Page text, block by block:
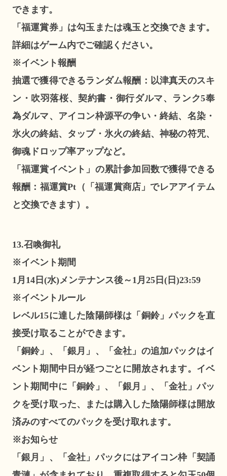
できます。
「福運賞券」は勾玉または魂玉と交換できます。
詳細はゲーム内でご確認ください。
※イベント報酬
抽選で獲得できるランダム報酬：以津真天のスキ
ン・吹羽落桜、契約書・御行ダルマ、ランク5奉
為ダルマ、アイコン枠源平の争い・終結、名染・
氷火の終結、タップ・氷火の終結、神秘の符咒、
御魂ドロップ率アップなど。
「福運賞イベント」の累計参加回数で獲得できる
報酬：福運賞Pt（「福運賞商店」でレアアイテム
と交換できます）。
13.召喚御礼
※イベント期間
1月14日(水)メンテナンス後～1月25日(日)23:59
※イベントルール
レベル15に達した陰陽師様は「銅鈴」パックを直
接受け取ることができます。
「銅鈴」、「銀月」、「金社」の追加パックはイ
ベント期間中日が経つごとに開放されます。イベ
ント期間中に「銅鈴」、「銀月」、「金社」パッ
クを受け取った、または購入した陰陽師様は開放
済みのすべてのパックを受け取れます。
※お知らせ
「銀月」、「金社」パックにはアイコン枠「契誦